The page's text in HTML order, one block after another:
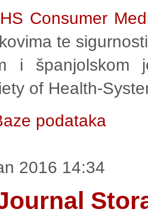
Consumer
te
i španjolskom
of Health-
podataka
2016 14:34